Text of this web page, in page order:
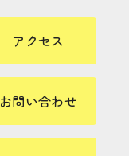
アクセス
お問い合わせ